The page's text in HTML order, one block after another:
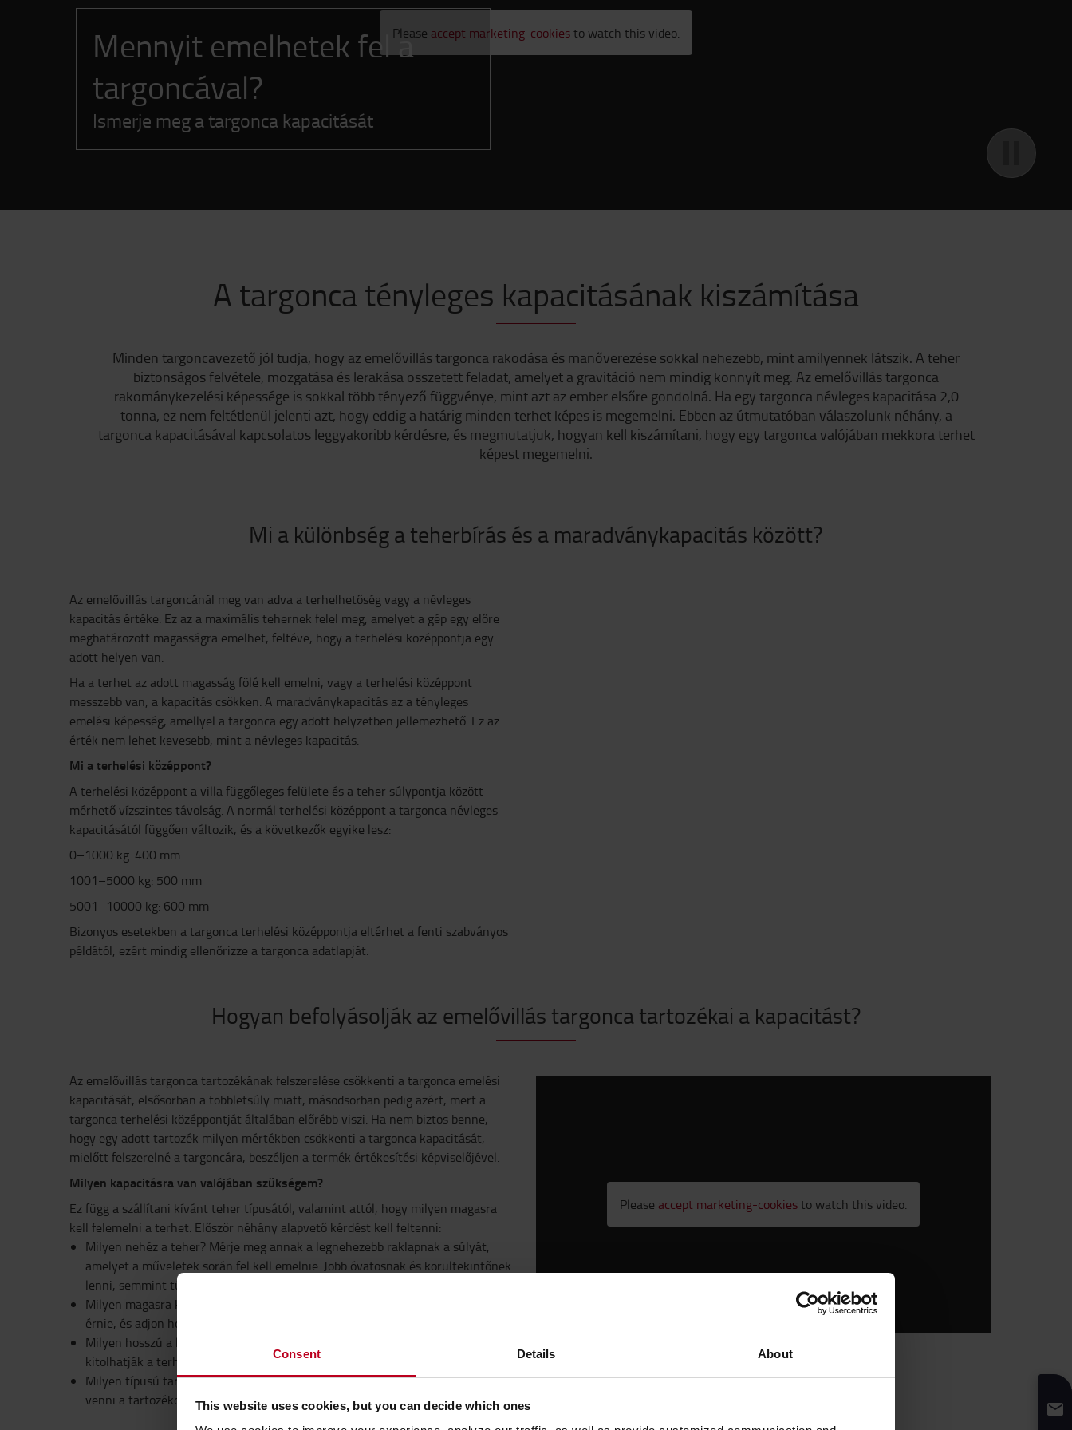
Consent Details About
This website uses cookies, but you can decide which ones
Please accept marketing-cookiesto watch this video.
Mennyit emelhetek fel a
targoncával?
Ismerje meg a targonca kapacitását
A targonca tényleges kapacitásának kiszámítása
Minden targoncavezető jól tudja, hogy az emelővillás targonca rakodása és manőverezése sokkal nehezebb, mint amilyennek látszik. A teher
biztonságos felvétele, mozgatása és lerakása összetett feladat, amelyet a gravitáció nem mindig könnyít meg. Az emelővillás targonca
rakománykezelési képessége is sokkal több tényező függvénye, mint azt az ember elsőre gondolná. Ha egy targonca névleges kapacitása 2,0
tonna, ez nem feltétlenül jelenti azt, hogy eddig a határig minden terhet képes is megemelni. Ebben az útmutatóban válaszolunk néhány, a
targonca kapacitásával kapcsolatos leggyakoribb kérdésre, és megmutatjuk, hogyan kell kiszámítani, hogy egy targonca valójában mekkora terhet
képest megemelni.
Mi a különbség a teherbírás és a maradványkapacitás között?
Az emelővillás targoncánál meg van adva a terhelhetőség vagy a névleges
kapacitás értéke. Ez az a maximális tehernek felel meg, amelyet a gép egy előre
meghatározott magasságra emelhet, feltéve, hogy a terhelési középpontja egy
adott helyen van.
Ha a terhet az adott magasság fölé kell emelni, vagy a terhelési középpont
messzebb van, a kapacitás csökken. A maradványkapacitás az a tényleges
emelési képesség, amellyel a targonca egy adott helyzetben jellemezhető. Ez az
érték nem lehet kevesebb, mint a névleges kapacitás.
Mi a terhelési középpont?
A terhelési középpont a villa függőleges felülete és a teher súlypontja között
mérhető vízszintes távolság. A normál terhelési középpont a targonca névleges
kapacitásától függően változik, és a következők egyike lesz:
0–1000 kg: 400 mm
1001–5000 kg: 500 mm
5001–10000 kg: 600 mm
Bizonyos esetekben a targonca terhelési középpontja eltérhet a fenti szabványos
példától, ezért mindig ellenőrizze a targonca adatlapját.
Hogyan befolyásolják az emelővillás targonca tartozékai a kapacitást?
Please accept marketing-cookiesto watch this video.
Az emelővillás targonca tartozékának felszerelése csökkenti a targonca emelési
kapacitását, elsősorban a többletsúly miatt, másodsorban pedig azért, mert a
targonca terhelési középpontját általában előrébb viszi. Ha nem biztos benne,
hogy egy adott tartozék milyen mértékben csökkenti a targonca kapacitását,
mielőtt felszerelné a targoncára, beszéljen a termék értékesítési képviselőjével.
Milyen kapacitásra van valójában szükségem?
Ez függ a szállítani kívánt teher típusától, valamint attól, hogy milyen magasra
kell felemelni a terhet. Először néhány alapvető kérdést kell feltenni:
Milyen nehéz a teher? Mérje meg annak a legnehezebb raklapnak a súlyát,
amelyet a műveletek során fel kell emelnie. Jobb óvatosnak és körültekintőnek
lenni, semmint túlterhelni a targoncát.
Milyen magasra kell emelni? Vegye a legmagasabb polcot, amelyet el kell
érnie, és adjon hozzá egy 200 mm-es biztonsági távolságot.
Milyen hosszú a legnagyobb teher? Ne feledje, hogy a hosszabb terhek
kitolhatják a terhelési középpontot.
Milyen típusú tartozékokat használ az emelővillás targonca? Figyelembe kell
venni a tartozékok súlyát és helyzetét is.